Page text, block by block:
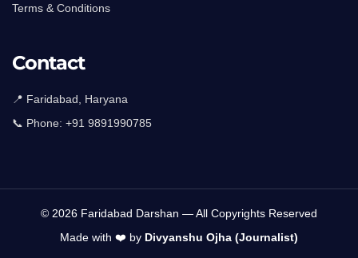
Terms & Conditions
Contact
📍 Faridabad, Haryana
📞 Phone: +91 9891990785
© 2026 Faridabad Darshan — All Copyrights Reserved
Made with ❤️ by Divyanshu Ojha (Journalist)